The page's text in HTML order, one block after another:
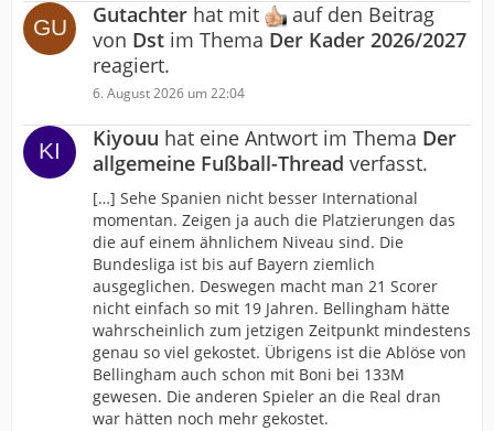
Gutachter hat mit
auf den Beitrag
von Dst im Thema Der Kader 2026/2027
reagiert.
6. August 2026 um 22:04
Kiyouu hat eine Antwort im Thema Der
allgemeine Fußball-Thread verfasst.
[…] Sehe Spanien nicht besser International
momentan. Zeigen ja auch die Platzierungen das
die auf einem ähnlichem Niveau sind. Die
Bundesliga ist bis auf Bayern ziemlich
ausgeglichen. Deswegen macht man 21 Scorer
nicht einfach so mit 19 Jahren. Bellingham hätte
wahrscheinlich zum jetzigen Zeitpunkt mindestens
genau so viel gekostet. Übrigens ist die Ablöse von
Bellingham auch schon mit Boni bei 133M
gewesen. Die anderen Spieler an die Real dran
war hätten noch mehr gekostet.